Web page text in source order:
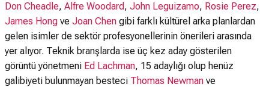
Don Cheadle, Alfre Woodard, John Leguizamo, Rosie Perez,
James Hong ve Joan Chen gibi farklı kültürel arka planlardan
gelen isimler de sektör profesyonellerinin önerileri arasında
yer alıyor. Teknik branşlarda ise üç kez aday gösterilen
görüntü yönetmeni Ed Lachman, 15 adaylığı olup henüz
galibiyeti bulunmayan besteci Thomas Newman ve